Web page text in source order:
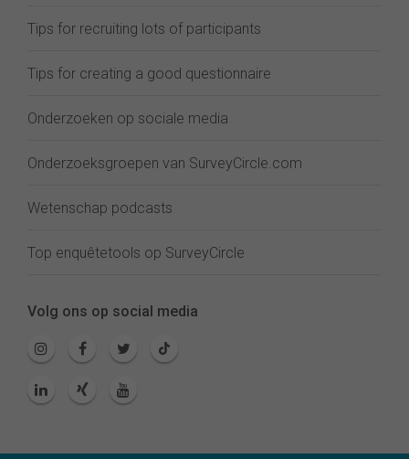
Tips for recruiting lots of participants
Tips for creating a good questionnaire
Onderzoeken op sociale media
Onderzoeksgroepen van SurveyCircle.com
Wetenschap podcasts
Top enquêtetools op SurveyCircle
Volg ons op social media